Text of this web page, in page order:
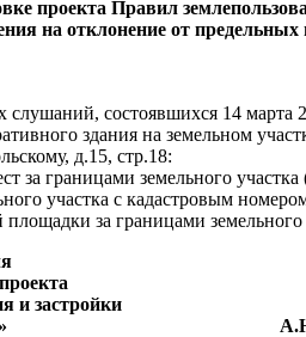
проекта Правил
на отклонение от
слушаний, состоявшихся 14 марта
здания на земельном
д.15, стр.18:
за границами земельного
участка с кадастровым
за границами земельного
и застройки